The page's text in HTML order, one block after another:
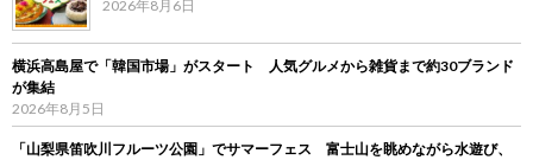
2026年8月6日
横浜高島屋で「韓国市場」がスタート 人気グルメから雑貨まで約30ブランド
が集結
2026年8月5日
「山梨県笛吹川フルーツ公園」でサマーフェス 富士山を眺めながら水遊び、